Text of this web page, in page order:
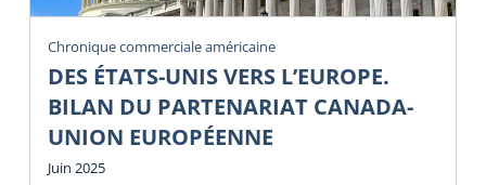
Chronique commerciale américaine
DES ÉTATS-UNIS VERS L’EUROPE.
BILAN DU PARTENARIAT CANADA-
UNION EUROPÉENNE
Juin 2025